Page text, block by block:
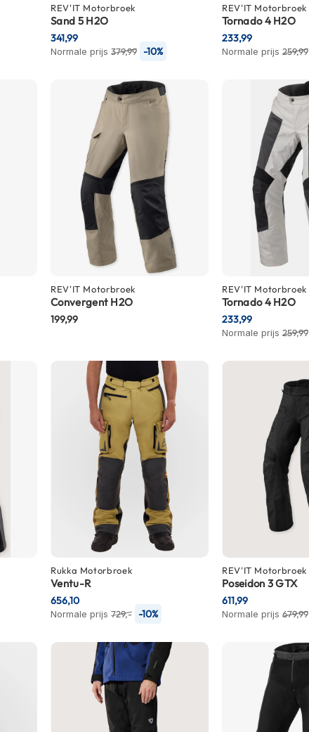
REV'IT Motorbroek
Sand 5 H2O
Normale prijs 379,99 -10%
341,99
REV'IT Motorbroek
Tornado 4 H2O
Normale prijs 259,99
233,99
REV'IT Motorbroek
Convergent H2O
199,99
REV'IT Motorbroek
Tornado 4 H2O
Normale prijs 259,99
233,99
Rukka Motorbroek
Ventu-R
Normale prijs 729,- -10%
656,10
REV'IT Motorbroek
Poseidon 3 GTX
Normale prijs 679,99
611,99